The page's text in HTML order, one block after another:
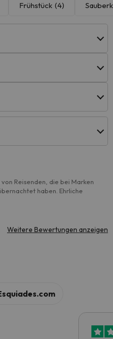
Frühstück (4)
Reisenden, die bei Marken
haben. Ehrliche
Weitere Bewertungen anzeigen